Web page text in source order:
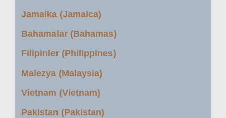
Jamaika (Jamaica)
Bahamalar (Bahamas)
Filipinler (Philippines)
Malezya (Malaysia)
Vietnam (Vietnam)
Pakistan (Pakistan)